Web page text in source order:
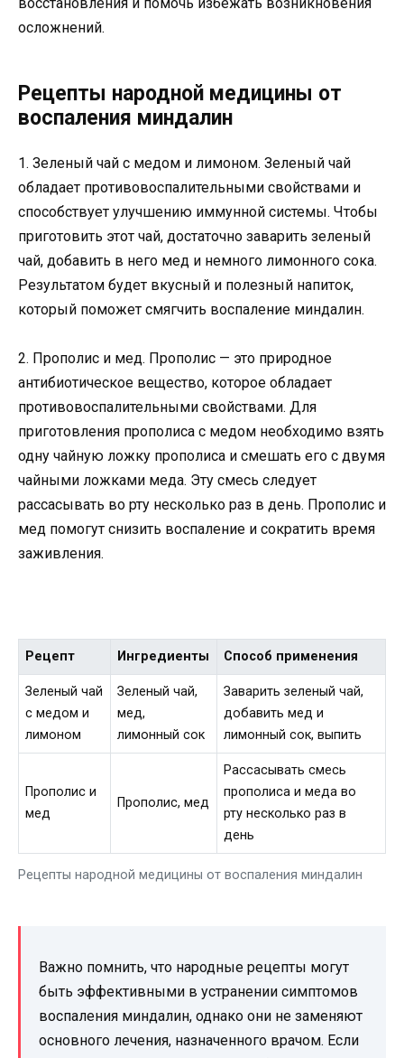
осложнений.
Рецепты народной медицины от
воспаления миндалин
1. Зеленый чай с медом и лимоном. Зеленый чай
обладает противовоспалительными свойствами и
способствует улучшению иммунной системы. Чтобы
приготовить этот чай, достаточно заварить зеленый
чай, добавить в него мед и немного лимонного сока.
Результатом будет вкусный и полезный напиток,
который поможет смягчить воспаление миндалин.
2. Прополис и мед. Прополис — это природное
антибиотическое вещество, которое обладает
противовоспалительными свойствами. Для
приготовления прополиса с медом необходимо взять
одну чайную ложку прополиса и смешать его с двумя
чайными ложками меда. Эту смесь следует
рассасывать во рту несколько раз в день. Прополис и
мед помогут снизить воспаление и сократить время
заживления.
Рецепты народной медицины от воспаления миндалин
Рецепт Ингредиенты Способ применения
Зеленый чай
с медом и
лимоном
Зеленый чай,
мед,
лимонный сок
Заварить зеленый чай,
добавить мед и
лимонный сок, выпить
Прополис и
мед
Прополис, мед
Рассасывать смесь
прополиса и меда во
рту несколько раз в
день
Важно помнить, что народные рецепты могут
быть эффективными в устранении симптомов
воспаления миндалин, однако они не заменяют
основного лечения, назначенного врачом. Если